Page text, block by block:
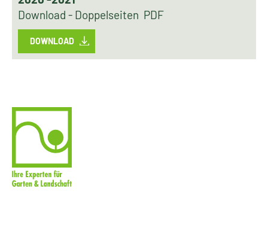
Download - Doppelseiten PDF
DOWNLOAD